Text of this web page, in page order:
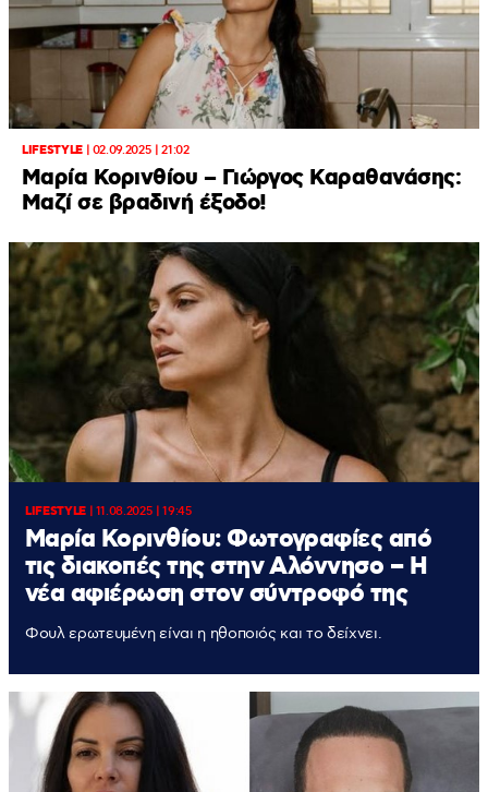
LIFESTYLE| 02.09.2025 | 21:02
Μαρία Κορινθίου – Γιώργος Καραθανάσης:
Μαζί σε βραδινή έξοδο!
LIFESTYLE| 11.08.2025 | 19:45
Μαρία Κορινθίου: Φωτογραφίες από
τις διακοπές της στην Αλόννησο – Η
νέα αφιέρωση στον σύντροφό της
Φουλ ερωτευμένη είναι η ηθοποιός και το δείχνει.